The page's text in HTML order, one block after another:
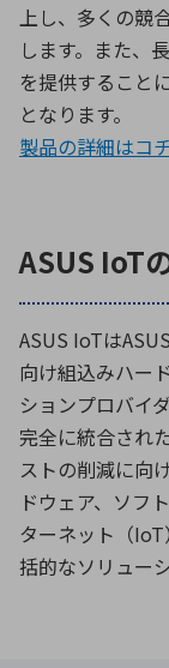
上し、多くの競
します。また、
を提供すること
となります。
製品の詳細はコ
ASUS IoT
ASUS IoTは
向け組込みハー
ションプロバイダ
完全に統合され
ストの削減に向
ドウェア、ソフ
ターネット（
括的なソリュー